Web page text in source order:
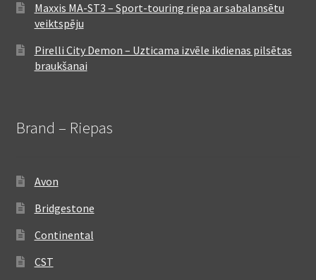
Maxxis MA-ST3 – Sport-touring riepa ar sabalansētu
veiktspēju
Pirelli City Demon – Uzticama izvēle ikdienas pilsētas
braukšanai
Brand – Riepas
Avon
Bridgestone
Continental
CST